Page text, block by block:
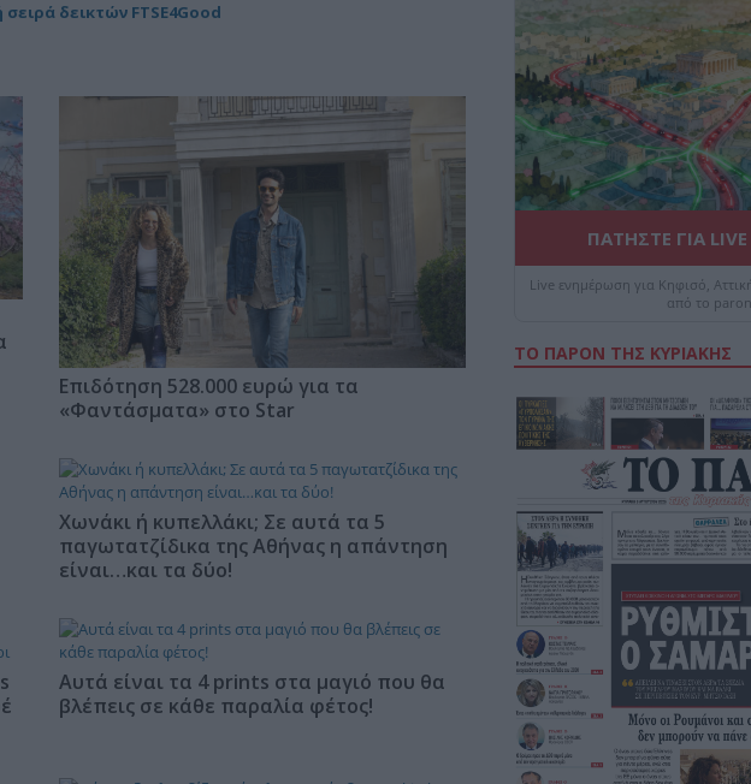
δεικτών FTSE4Good
Επιδότηση 528.000 ευρώ για τα
«Φαντάσματα» στο Star
Χωνάκι ή κυπελλάκι; Σε αυτά τα 5
παγωτατζίδικα της Αθήνας η απάντηση
είναι…και τα δύο!
Αυτά είναι τα 4 prints στα μαγιό που θα
βλέπεις σε κάθε παραλία φέτος!
ΠΑΤΗΣΤΕ ΓΙΑ
Live ενημέρωση για Κηφισό,
από το
ΤΟ ΠΑΡΟΝ ΤΗΣ ΚΥΡΙΑΚΗΣ